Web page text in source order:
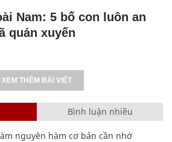
Nam: 5 bố con luôn an
quán xuyến
XEM THÊM BÀI VIẾT
Bình luận nhiều
nguyên hàm cơ bản cần nhớ